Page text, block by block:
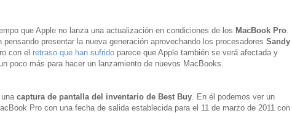
que Apple no lanza una actualización en condiciones de los MacBook Pro.
pensando presentar la nueva generación aprovechando los procesadores Sandy
con el retraso que han sufrido parece que Apple también se verá afectada y
poco más para hacer un lanzamiento de nuevos MacBooks.
captura de pantalla del inventario de Best Buy. En él podemos ver un
Pro con una fecha de salida establecida para el 11 de marzo de 2011 con